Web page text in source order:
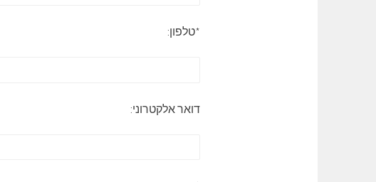
*טלפון:
דואר אלקטרוני: